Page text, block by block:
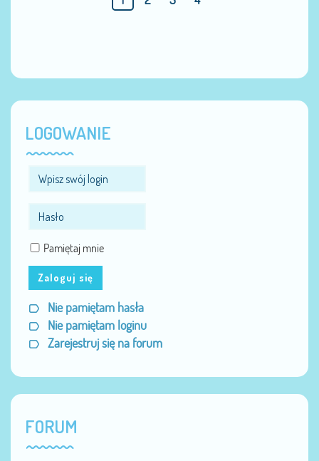
LOGOWANIE
Pamiętaj mnie
Zaloguj się
Nie pamiętam hasła
Nie pamiętam loginu
Zarejestruj się na forum
FORUM